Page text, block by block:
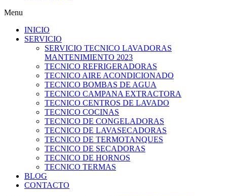
Menu
INICIO
SERVICIO
SERVICIO TECNICO LAVADORAS
MANTENIMIENTO 2023
TECNICO REFRIGERADORAS
TECNICO AIRE ACONDICIONADO
TECNICO BOMBAS DE AGUA
TECNICO CAMPANA EXTRACTORA
TECNICO CENTROS DE LAVADO
TECNICO COCINAS
TECNICO DE CONGELADORAS
TECNICO DE LAVASECADORAS
TECNICO DE TERMOTANQUES
TECNICO DE SECADORAS
TECNICO DE HORNOS
TECNICO TERMAS
BLOG
CONTACTO